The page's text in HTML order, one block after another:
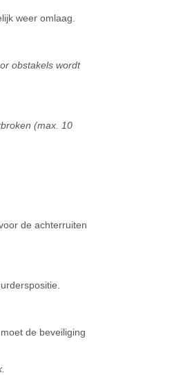
weer omlaag.
obstakels wordt
(max. 10
de achterruiten
de beveiliging